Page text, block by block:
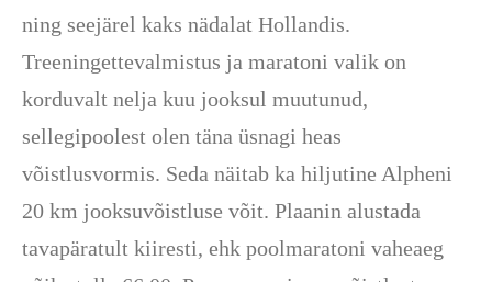
ning seejärel kaks nädalat Hollandis.
Treeningettevalmistus ja maratoni valik on
korduvalt nelja kuu jooksul muutunud,
sellegipoolest olen täna üsnagi heas
võistlusvormis. Seda näitab ka hiljutine Alpheni
20 km jooksuvõistluse võit. Plaanin alustada
tavapäratult kiiresti, ehk poolmaratoni vaheaeg